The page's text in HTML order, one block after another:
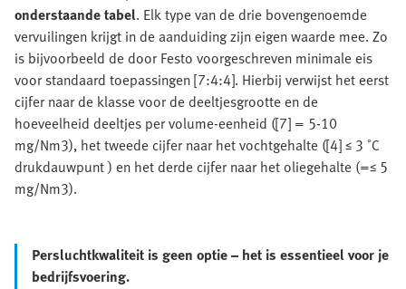
onderstaande tabel. Elk type van de drie bovengenoemde
vervuilingen krijgt in de aanduiding zijn eigen waarde mee. Zo
is bijvoorbeeld de door Festo voorgeschreven minimale eis
voor standaard toepassingen [7:4:4]. Hierbij verwijst het eerst
cijfer naar de klasse voor de deeltjesgrootte en de
hoeveelheid deeltjes per volume-eenheid ([7] = 5-10
mg/Nm3), het tweede cijfer naar het vochtgehalte ([4] ≤ 3 ˚C
drukdauwpunt ) en het derde cijfer naar het oliegehalte (=≤ 5
mg/Nm3).
Persluchtkwaliteit is geen optie – het is essentieel voor je
bedrijfsvoering.